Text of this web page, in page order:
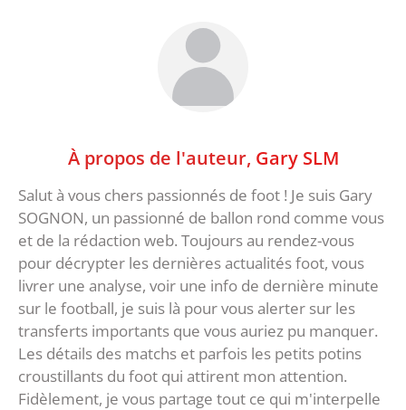
À propos de l'auteur, Gary SLM
Salut à vous chers passionnés de foot ! Je suis Gary
SOGNON, un passionné de ballon rond comme vous
et de la rédaction web. Toujours au rendez-vous
pour décrypter les dernières actualités foot, vous
livrer une analyse, voir une info de dernière minute
sur le football, je suis là pour vous alerter sur les
transferts importants que vous auriez pu manquer.
Les détails des matchs et parfois les petits potins
croustillants du foot qui attirent mon attention.
Fidèlement, je vous partage tout ce qui m'interpelle